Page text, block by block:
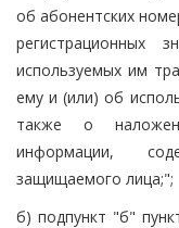
об абонентских
регистрационных
используемых им
ему и (или) об
также о
информации,
защищаемого лица;";
б) подпункт "б"